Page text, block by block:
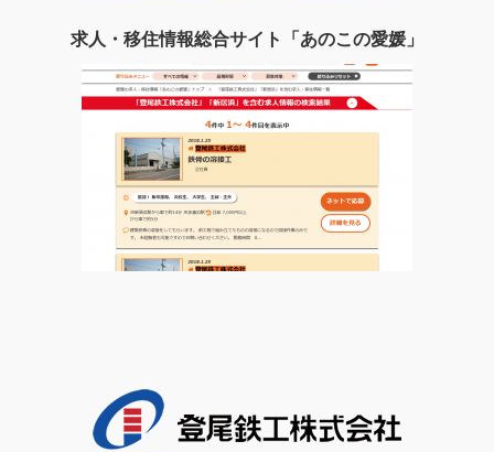
求人・移住情報総合サイト「あのこの愛媛」